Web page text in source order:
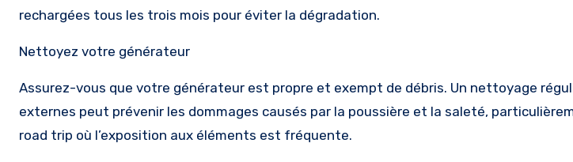
rechargées tous les trois mois pour éviter la dégradation.
Nettoyez votre générateur
Assurez-vous que votre générateur est propre et exempt de débris. Un nettoyage
externes peut prévenir les dommages causés par la poussière et la saleté,
road trip où l’exposition aux éléments est fréquente.